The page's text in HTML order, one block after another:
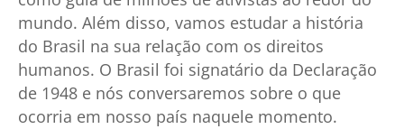
mundo. Além disso, vamos estudar a história
do Brasil na sua relação com os direitos
humanos. O Brasil foi signatário da Declaração
de 1948 e nós conversaremos sobre o que
ocorria em nosso país naquele momento.